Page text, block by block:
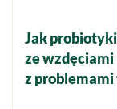
Jak
ze wzdęciami
z